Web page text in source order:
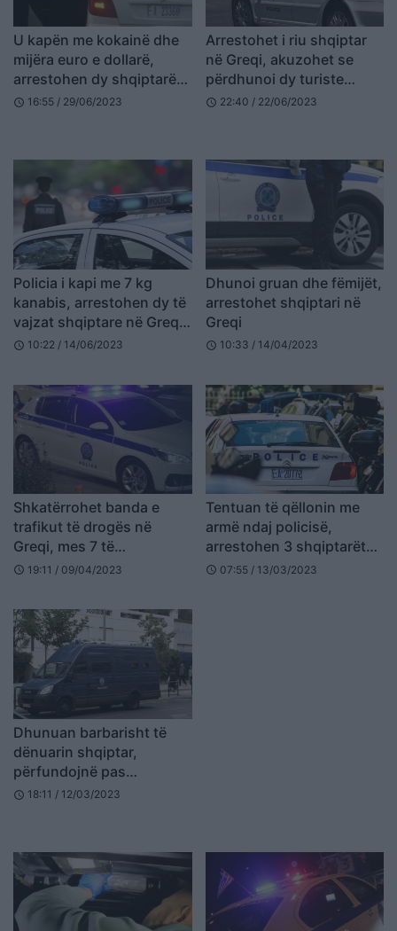
U kapën me kokainë dhe
mijëra euro e dollarë,
arrestohen dy shqiptarët
në Greqi
schedule 16:55 / 29/06/2023
Arrestohet i riu shqiptar
në Greqi, akuzohet se
përdhunoi dy turiste
suedeze
schedule 22:40 / 22/06/2023
Policia i kapi me 7 kg
kanabis, arrestohen dy të
vajzat shqiptare në Greqi,
çfarë iu gjet në banesë
schedule 10:22 / 14/06/2023
Dhunoi gruan dhe fëmijët,
arrestohet shqiptari në
Greqi
schedule 10:33 / 14/04/2023
Shkatërrohet banda e
trafikut të drogës në
Greqi, mes 7 të
arrestuarve një shqiptar
schedule 19:11 / 09/04/2023
Tentuan të qëllonin me
armë ndaj policisë,
arrestohen 3 shqiptarët
dhe rumuni në Greqi
schedule 07:55 / 13/03/2023
Dhunuan barbarisht të
dënuarin shqiptar,
përfundojnë pas
hekurave katër policët
schedule 18:11 / 12/03/2023